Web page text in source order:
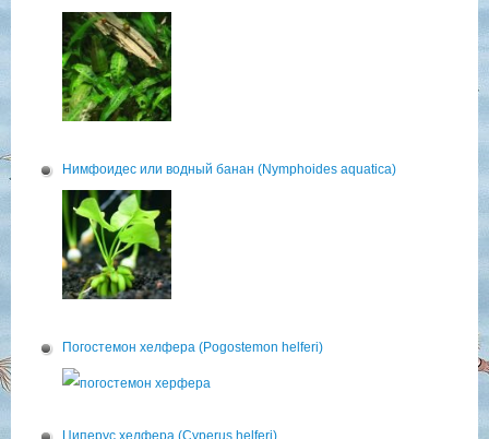
Нимфоидес или водный банан (Nymphoides aquatica)
Погостемон хелфера (Pogostemon helferi)
Циперус хелфера (Cyperus helferi)